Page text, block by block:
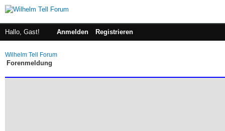
Hallo, Gast! Anmelden Registrieren
Wilhelm Tell Forum
Forenmeldung